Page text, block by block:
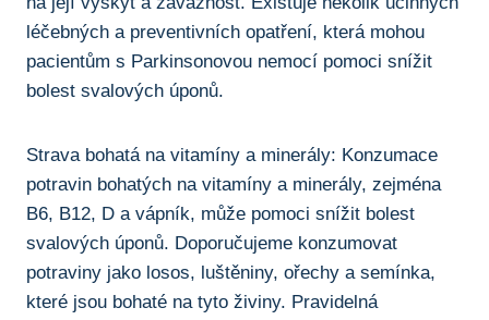
léčebných ​a preventivních opatření, která mohou
pacientům s Parkinsonovou nemocí pomoci snížit
bolest svalových úponů.
Strava bohatá na vitamíny a minerály: Konzumace
potravin bohatých na vitamíny a minerály, zejména
B6, B12, D ‍a ⁤vápník,⁤ může ​pomoci snížit⁣ bolest
svalových úponů. Doporučujeme konzumovat
potraviny ⁤jako losos,‌ luštěniny, ořechy a semínka,
které jsou bohaté ​na tyto živiny. Pravidelná‌